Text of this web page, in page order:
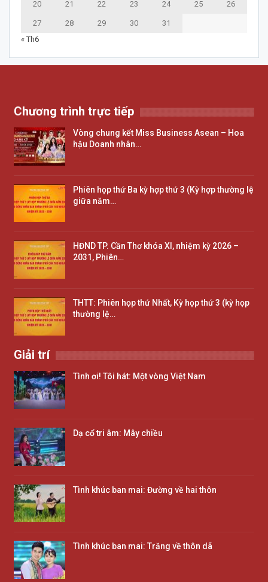
20 21 22 23 24 25 26
27 28 29 30
31
« Th6
Chương trình trực tiếp
Vòng chung kết Miss Business Asean – Hoa
hậu Doanh nhân…
Phiên họp thứ Ba kỳ hợp thứ 3 (Kỳ hợp thường lệ
giữa năm…
HĐND TP. Cần Thơ khóa XI, nhiệm kỳ 2026 –
2031, Phiên…
THTT: Phiên họp thứ Nhất, Kỳ họp thứ 3 (kỳ họp
thường lệ…
Giải trí
Tình ơi! Tôi hát: Một vòng Việt Nam
Dạ cổ tri âm: Mây chiều
Tình khúc ban mai: Đường về hai thôn
Tình khúc ban mai: Trăng về thôn dã